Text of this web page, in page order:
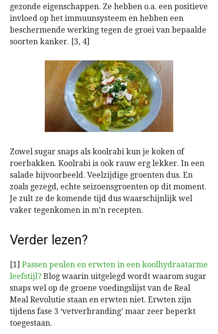
gezonde eigenschappen. Ze hebben o.a. een positieve
invloed op het immuunsysteem en hebben een
beschermende werking tegen de groei van bepaalde
soorten kanker. [3, 4]
Zowel sugar snaps als koolrabi kun je koken of
roerbakken. Koolrabi is ook rauw erg lekker. In een
salade bijvoorbeeld. Veelzijdige groenten dus. En
zoals gezegd, echte seizoensgroenten op dit moment.
Je zult ze de komende tijd dus waarschijnlijk wel
vaker tegenkomen in m’n recepten.
Verder lezen?
[1] Passen peulen en erwten in een koolhydraatarme
leefstijl? Blog waarin uitgelegd wordt waarom sugar
snaps wel op de groene voedingslijst van de Real
Meal Revolutie staan en erwten niet. Erwten zijn
tijdens fase 3 ‘vetverbranding’ maar zeer beperkt
toegestaan.